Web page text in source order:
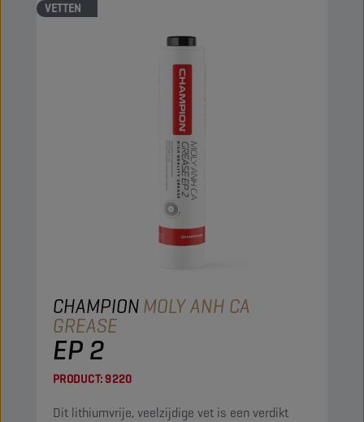
VETTEN
CHAMPIONMOLY ANH CA
GREASE
EP 2
PRODUCT:9220
Dit lithiumvrije, veelzijdige vet is een verdikt